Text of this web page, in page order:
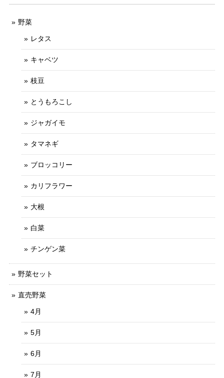
野菜
レタス
キャベツ
枝豆
とうもろこし
ジャガイモ
タマネギ
ブロッコリー
カリフラワー
大根
白菜
チンゲン菜
野菜セット
直売野菜
4月
5月
6月
7月